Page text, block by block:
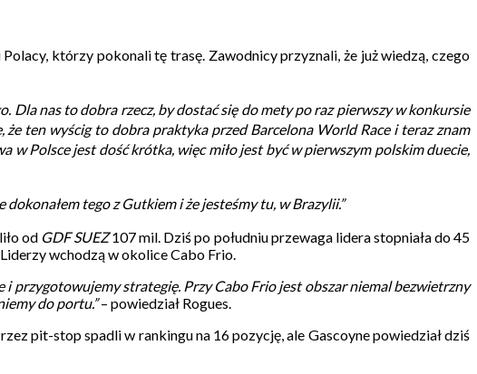
którzy pokonali tę trasę. Zawodnicy przyznali, że już wiedzą, czego
Dla nas to dobra rzecz, by dostać się do mety po raz pierwszy w konkursie
że ten wyścig to dobra praktyka przed Barcelona World Race i teraz znam
w Polsce jest dość krótka, więc miło jest być w pierwszym polskim duecie,
tego z Gutkiem i że jesteśmy tu, w Brazylii.”
od GDF SUEZ107 mil. Dziś po południu przewaga lidera stopniała do 45
wchodzą w okolice Cabo Frio.
przygotowujemy strategię. Przy Cabo Frio jest obszar niemal bezwietrzny
do portu.”– powiedział Rogues.
pit-stop spadli w rankingu na 16 pozycję, ale Gascoyne powiedział dziś